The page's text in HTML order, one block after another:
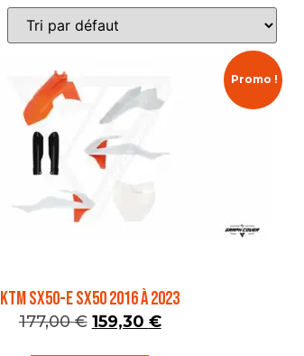
Promo !
KTM SX50-E SX50 2016 à 2023
177,00€ 159,30 €